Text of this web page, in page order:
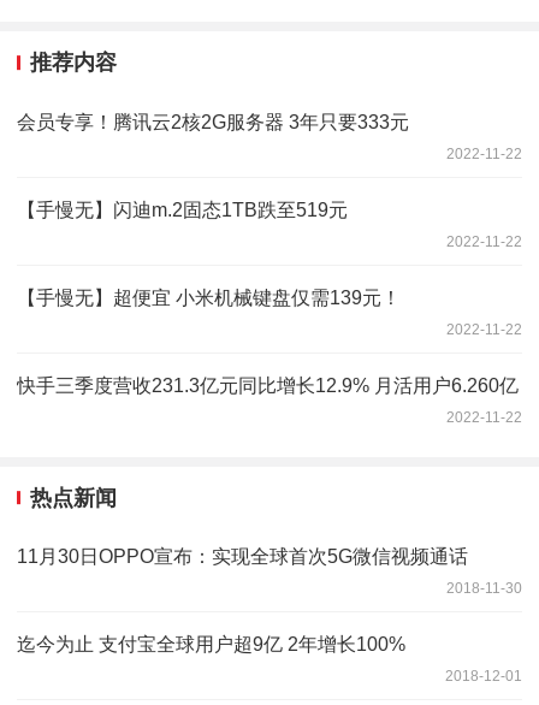
推荐内容
会员专享！腾讯云2核2G服务器 3年只要333元
2022-11-22
【手慢无】闪迪m.2固态1TB跌至519元
2022-11-22
【手慢无】超便宜 小米机械键盘仅需139元！
2022-11-22
快手三季度营收231.3亿元同比增长12.9% 月活用户6.260亿
2022-11-22
热点新闻
11月30日OPPO宣布：实现全球首次5G微信视频通话
2018-11-30
迄今为止 支付宝全球用户超9亿 2年增长100%
2018-12-01